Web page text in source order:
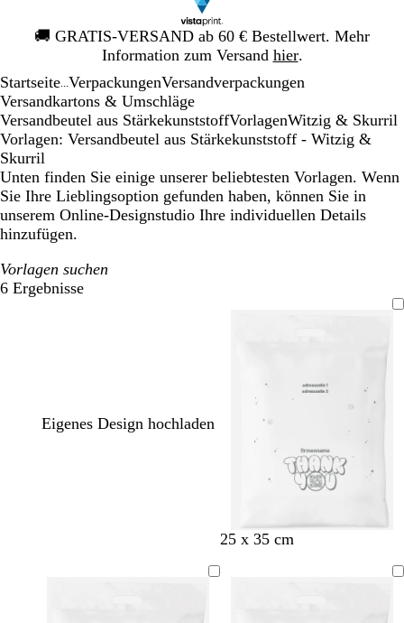
🚚 GRATIS-VERSAND ab 60 € Bestellwert. Mehr
Information zum Versand hier.
Galeriebild
1
Startseite VerpackungenVersandverpackungen
Versandkartons & Umschläge
Versandbeutel aus StärkekunststoffVorlagenWitzig & Skurril
Vorlagen: Versandbeutel aus Stärkekunststoff - Witzig &
Skurril
Unten finden Sie einige unserer beliebtesten Vorlagen. Wenn
Sie Ihre Lieblingsoption gefunden haben, können Sie in
unserem Online-Designstudio Ihre individuellen Details
hinzufügen.
Vorlagen suchen
6 Ergebnisse
Filter
Eigenes Design hochladen
25 x 35 cm